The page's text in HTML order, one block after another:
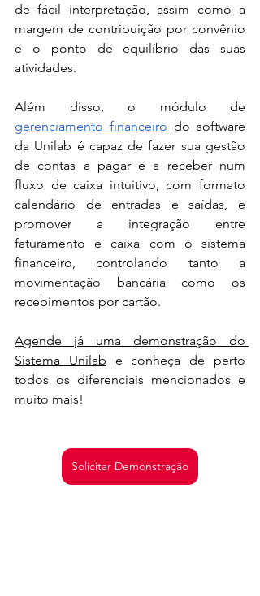
de fácil interpretação, assim como a
margem de contribuição por convênio
e o ponto de equilíbrio das suas
atividades.
gerenciamento financeiro do software
da Unilab é capaz de fazer sua gestão
de contas a pagar e a receber num
fluxo de caixa intuitivo, com formato
calendário de entradas e saídas, e
promover a integração entre
faturamento e caixa com o sistema
financeiro, controlando tanto a
movimentação bancária como os
recebimentos por cartão.
Agende já uma demonstração do
Sistema Unilab e conheça de perto
todos os diferenciais mencionados e
muito mais!
Solicitar Demonstração